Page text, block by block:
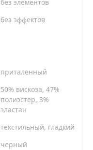
без элементов
без эффектов
приталенный
50% вискоза, 47%
полиэстер, 3%
эластан
текстильный, гладкий
черный